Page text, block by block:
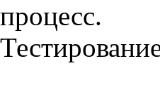
процесс.